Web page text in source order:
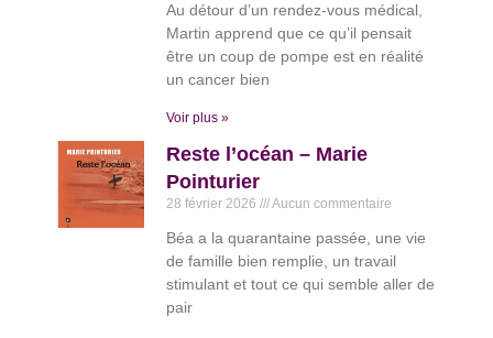
Au détour d’un rendez-vous médical,
Martin apprend que ce qu’il pensait
être un coup de pompe est en réalité
un cancer bien
Voir plus »
Reste l’océan – Marie
Pointurier
28 février 2026 Aucun commentaire
Béa a la quarantaine passée, une vie
de famille bien remplie, un travail
stimulant et tout ce qui semble aller de
pair